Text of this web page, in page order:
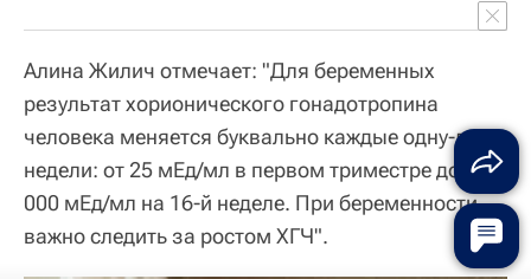
Алина Жилич отмечает: "Для беременных
результат хорионического гонадотропина
человека меняется буквально каждые одну-две
недели: от 25 мЕд/мл в первом триместре до 58
000 мЕд/мл на 16-й неделе. При беременности
важно следить за ростом ХГЧ".